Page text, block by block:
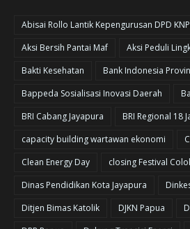
Abisai Rollo Lantik Kepengurusan DPD
Aksi Bersih Pantai Maf
Aksi Peduli
Bakti Kesehatan
Bank Indonesia
Bappeda Sosialisasi Inovasi Daerah
BRI Cabang Jayapura
BRI Regional 18
capacity building wartawan ekonomi
Clean Energy Day
closing Festival
Dinas Pendidikan Kota Jayapura
Ditjen Bimas Katolik
DJKN Papua